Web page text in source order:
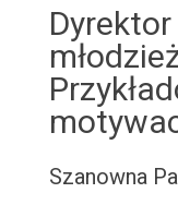
Szanowna